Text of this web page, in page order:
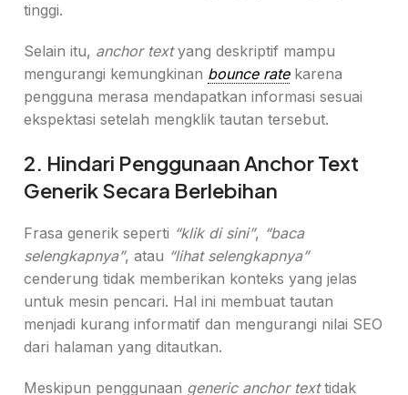
tinggi.
Selain itu, anchor textyang deskriptif mampu
mengurangi kemungkinan bounce ratekarena
pengguna merasa mendapatkan informasi sesuai
ekspektasi setelah mengklik tautan tersebut.
2. Hindari Penggunaan Anchor Text
Generik Secara Berlebihan
Frasa generik seperti “klik di sini”, “baca
selengkapnya”, atau “lihat selengkapnya”
cenderung tidak memberikan konteks yang jelas
untuk mesin pencari. Hal ini membuat tautan
menjadi kurang informatif dan mengurangi nilai SEO
dari halaman yang ditautkan.
Meskipun penggunaan generic anchor texttidak